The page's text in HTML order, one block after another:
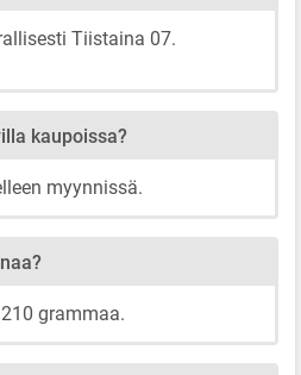
Tiistaina 07.
kaupoissa?
myynnissä.
grammaa.